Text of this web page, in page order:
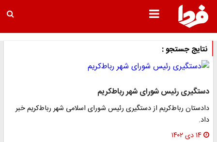
نتایج جستجو :
دستگیری رئیس شورای شهر رباط‌کریم
دادستان رباط‌کریم از دستگیری رئیس شورای اسلامی شهر رباط‌کریم خبر
داد.
۱۴ دی ۱۴۰۲